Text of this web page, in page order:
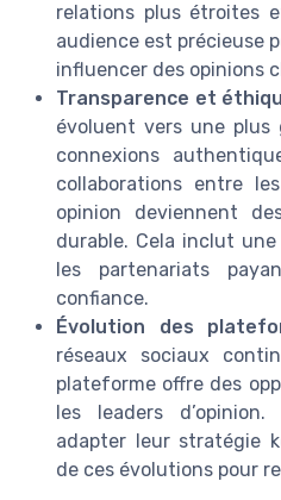
relations plus étroites
audience est précieuse
influencer des opinions
Transparence et
évoluent vers une plus
connexions
collaborations entre
opinion deviennent
durable. Cela inclut
les partenariats
confiance.
Évolution des
réseaux sociaux
plateforme offre des
les leaders
adapter leur stratégie
de ces évolutions pour